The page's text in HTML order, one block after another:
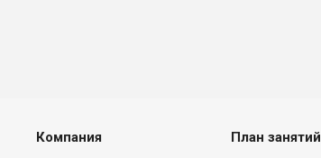
Компания План занятий